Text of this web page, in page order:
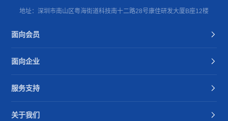
地址：深圳市南山区粤海街道科技南十二路28号康佳研发大厦B座12楼
面向会员
面向企业
服务支持
关于我们